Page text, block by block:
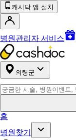
캐시닥 앱 설치
병원관리자 서비스
의령군
홈
병원찾기